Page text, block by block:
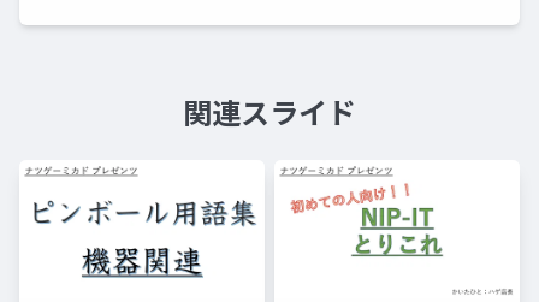
関連スライド